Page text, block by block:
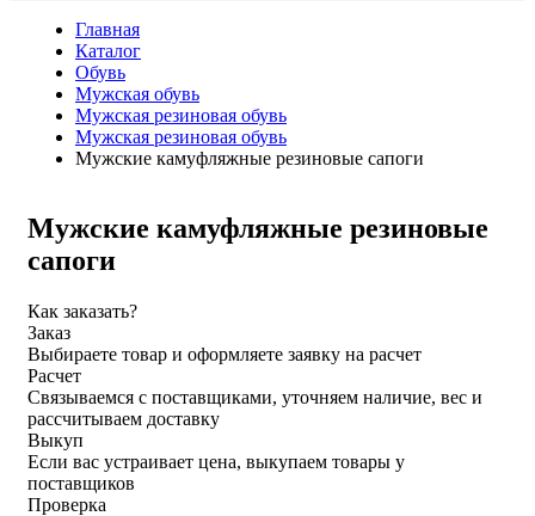
Главная
Каталог
Обувь
Мужская обувь
Мужская резиновая обувь
Мужская резиновая обувь
Мужские камуфляжные резиновые сапоги
Мужские камуфляжные резиновые
сапоги
Как заказать?
Заказ
Выбираете товар и оформляете заявку на расчет
Расчет
Связываемся с поставщиками, уточняем наличие, вес и
рассчитываем доставку
Выкуп
Если вас устраивает цена, выкупаем товары у
поставщиков
Проверка